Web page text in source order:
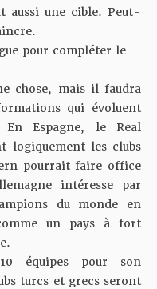
aussi une cible. Peut-
pour compléter le
chose, mais il faudra
qui évoluent
En Espagne, le Real
logiquement les clubs
pourrait faire office
intéresse par
du monde en
un pays à fort
équipes pour son
turcs et grecs seront